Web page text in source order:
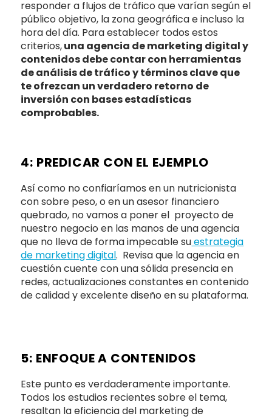
responder a flujos de tráfico que varían según el
público objetivo, la zona geográfica e incluso la
hora del día. Para establecer todos estos
criterios,una agencia de marketing digital y
contenidos debe contar con herramientas
de análisis de tráfico y términos clave que
te ofrezcan un verdadero retorno de
inversión con bases estadísticas
comprobables.
4: PREDICAR CON EL EJEMPLO
Así como no confiaríamos en un nutricionista
con sobre peso, o en un asesor financiero
quebrado, no vamos a poner el proyecto de
nuestro negocio en las manos de una agencia
que no lleva de forma impecable suestrategia
de marketing digital. Revisa que la agencia en
cuestión cuente con una sólida presencia en
redes, actualizaciones constantes en contenido
de calidad y excelente diseño en su plataforma.
5: ENFOQUE A CONTENIDOS
Este punto es verdaderamente importante.
Todos los estudios recientes sobre el tema,
resaltan la eficiencia del marketing de